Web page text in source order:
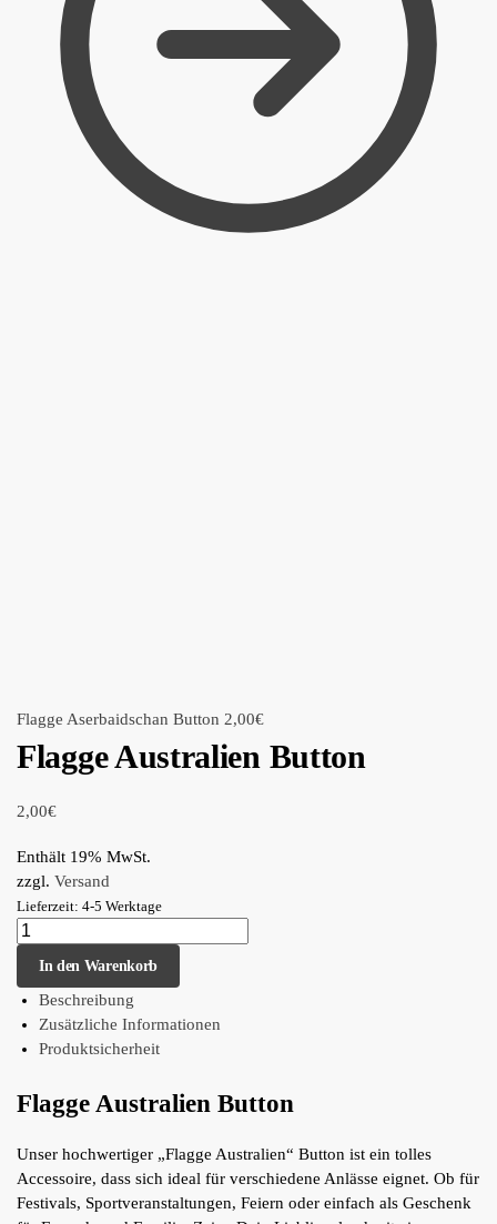
Flagge Aserbaidschan Button 2,00€
Flagge Australien Button
2,00€
Enthält 19% MwSt.
zzgl. Versand
Lieferzeit: 4-5 Werktage
In den Warenkorb
Beschreibung
Zusätzliche Informationen
Produktsicherheit
Flagge Australien Button
Unser hochwertiger „Flagge Australien“ Button ist ein tolles
Accessoire, dass sich ideal für verschiedene Anlässe eignet. Ob für
Festivals, Sportveranstaltungen, Feiern oder einfach als Geschenk